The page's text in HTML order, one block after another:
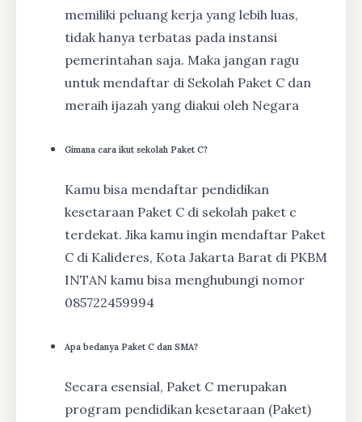
memiliki peluang kerja yang lebih luas,
tidak hanya terbatas pada instansi
pemerintahan saja. Maka jangan ragu
untuk mendaftar di Sekolah Paket C dan
meraih ijazah yang diakui oleh Negara
Gimana cara ikut sekolah Paket C?
Kamu bisa mendaftar pendidikan
kesetaraan Paket C di sekolah paket c
terdekat. Jika kamu ingin mendaftar Paket
C di Kalideres, Kota Jakarta Barat di PKBM
INTAN kamu bisa menghubungi nomor
085722459994
Apa bedanya Paket C dan SMA?
Secara esensial, Paket C merupakan
program pendidikan kesetaraan (Paket)